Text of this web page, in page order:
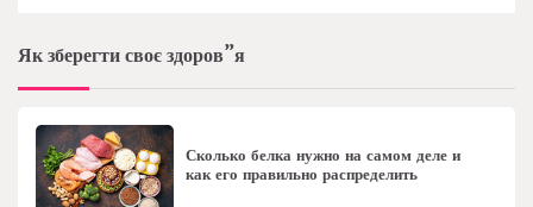
Як зберегти своє здоров”я
Сколько белка нужно на самом деле и
как его правильно распределить